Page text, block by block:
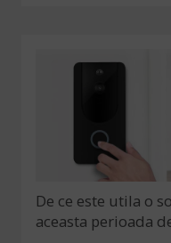
De ce este utila o
aceasta perioada